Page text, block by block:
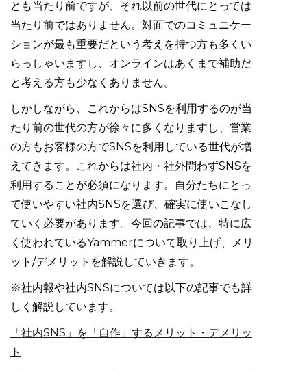
とも当たり前ですが、それ以前の世代にとっては
当たり前ではありません。対面でのコミュニケー
ションが最も重要だという考えを持つ方も多くい
らっしゃいますし、オンラインはあくまで補助だ
と考える方も少なくありません。
しかしながら、これからはSNSを利用するのが当
たり前の世代の方が徐々に多くなりますし、営業
の方もお客様の方でSNSを利用している世代が増
えてきます。これからは社内・社外問わずSNSを
利用することが必須になります。自分たちにとっ
て使いやすい社内SNSを選び、確実に使いこなし
ていく必要があります。今回の記事では、特に広
く使われているYammerについて取り上げ、メリ
ット/デメリットを解説していきます。
※社内報や社内SNSについては以下の記事でも詳
しく解説しています。
「社内SNS」を「自作」するメリット・デメリッ
ト